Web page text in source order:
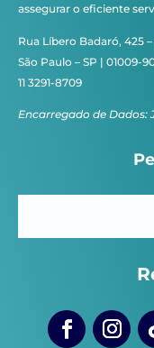
assegurar o eficiente
Rua Líbero Badaró, 425
São Paulo – SP | 01009-
11 3291-8709
Encarregado de Dados: